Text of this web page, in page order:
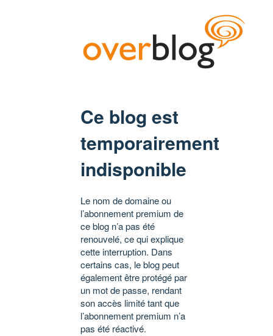
Ce blog est
temporairement
indisponible
Le nom de domaine ou
l’abonnement premium de
ce blog n’a pas été
renouvelé, ce qui explique
cette interruption. Dans
certains cas, le blog peut
également être protégé par
un mot de passe, rendant
son accès limité tant que
l’abonnement premium n’a
pas été réactivé.